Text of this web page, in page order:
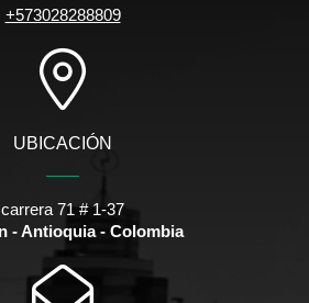
+573028288809
UBICACIÓN
carrera 71 # 1-37
- Antioquia - Colombia